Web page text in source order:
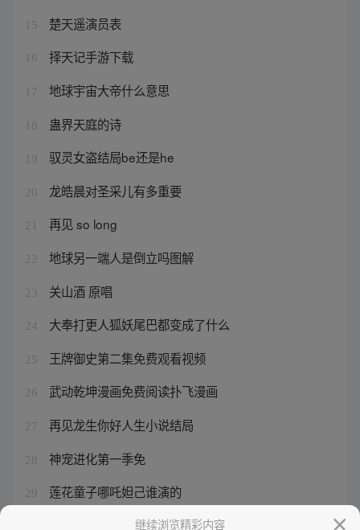
15 楚天遥演员表
16 择天记手游下载
17 地球宇宙大帝什么意思
18 蛊界天庭的诗
19 驭灵女盗结局be还是he
20 龙皓晨对圣采儿有多重要
21 再见 so long
22 地球另一端人是倒立吗图解
23 关山酒 原唱
24 大奉打更人狐妖尾巴都变成了什么
25 王牌御史第二集免费观看视频
26 武动乾坤漫画免费阅读扑飞漫画
27 再见龙生你好人生小说结局
28 神宠进化第一季免
29 莲花童子哪吒妲己谁演的
含香剑魔魔魂剑客继续浏览精彩内容